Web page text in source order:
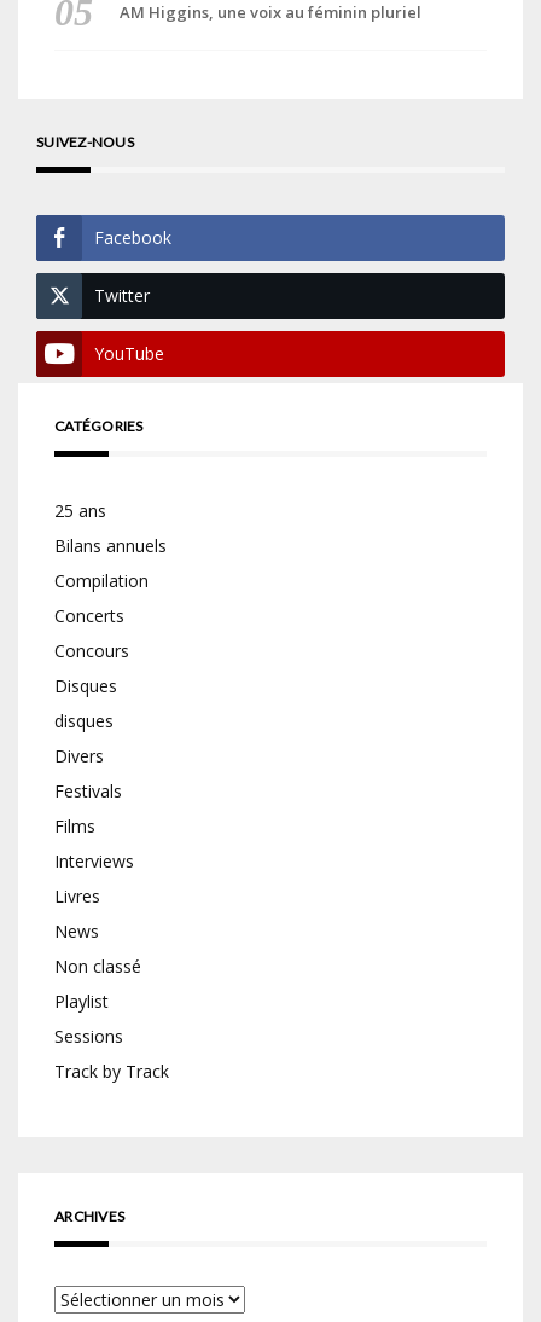
AM Higgins, une voix au féminin pluriel
SUIVEZ-NOUS
Facebook
Twitter
YouTube
CATÉGORIES
25 ans
Bilans annuels
Compilation
Concerts
Concours
Disques
disques
Divers
Festivals
Films
Interviews
Livres
News
Non classé
Playlist
Sessions
Track by Track
ARCHIVES
Archives